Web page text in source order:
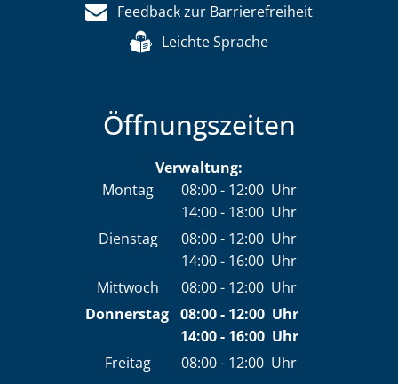
Feedback zur Barrierefreiheit
Leichte Sprache
Öffnungszeiten
Verwaltung:
Montag
08:00- 12:00 Uhr
Von 08:00 bis 12:00 Uhr
14:00- 18:00 Uhr
Von 14:00 bis 18:00 Uhr
Dienstag 08:00- 12:00 Uhr
Von 08:00 bis 12:00 Uhr
14:00- 16:00 Uhr
Von 14:00 bis 16:00 Uhr
Mittwoch 08:00- 12:00 Uhr
Von 08:00 bis 12:00 Uhr
Donnerstag 08:00- 12:00 Uhr
Von 08:00 bis 12:00
14:00- 16:00 Uhr
Von 14:00 bis 16:00
Freitag 08:00- 12:00 Uhr